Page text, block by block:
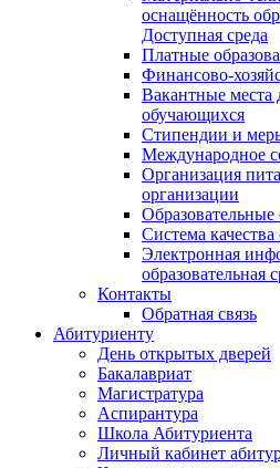
оснащённость
Доступная среда
Платные
Финансово-
Вакантные места
обучающихся
Стипендии и
Международное
Организация
организации
Образовательные
Система качества
Электронная
образовательная
Контакты
Обратная связь
Абитуриенту
День открытых дверей
Бакалавриат
Магистратура
Аспирантура
Школа Абитуриента
Личный кабинет